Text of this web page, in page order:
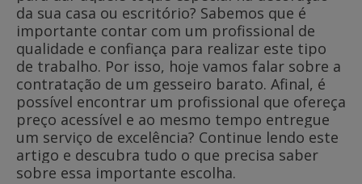
da sua casa ou escritório? Sabemos que é
importante contar com um profissional de
qualidade e confiança para realizar este tipo
de trabalho. Por isso, hoje vamos falar sobre a
contratação de um gesseiro barato. Afinal, é
possível encontrar um profissional que ofereça
preço acessível e ao mesmo tempo entregue
um serviço de excelência? Continue lendo este
artigo e descubra tudo o que precisa saber
sobre essa importante escolha.